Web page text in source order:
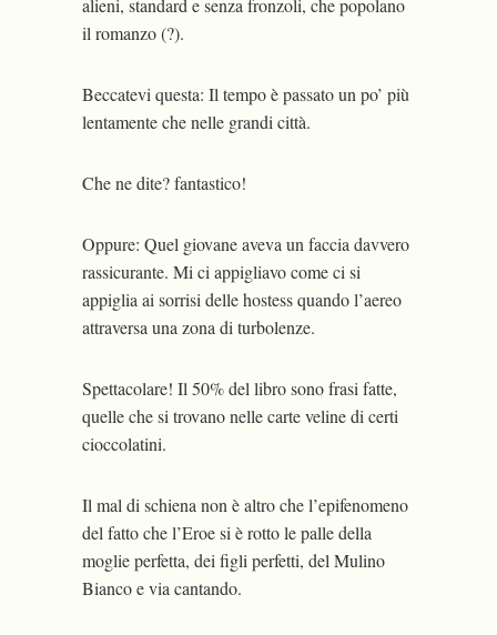
alieni, standard e senza fronzoli, che popolano
il romanzo (?).
Beccatevi questa: Il tempo è passato un po’ più
lentamente che nelle grandi città.
Che ne dite? fantastico!
Oppure: Quel giovane aveva un faccia davvero
rassicurante. Mi ci appigliavo come ci si
appiglia ai sorrisi delle hostess quando l’aereo
attraversa una zona di turbolenze.
Spettacolare! Il 50% del libro sono frasi fatte,
quelle che si trovano nelle carte veline di certi
cioccolatini.
Il mal di schiena non è altro che l’epifenomeno
del fatto che l’Eroe si è rotto le palle della
moglie perfetta, dei figli perfetti, del Mulino
Bianco e via cantando.